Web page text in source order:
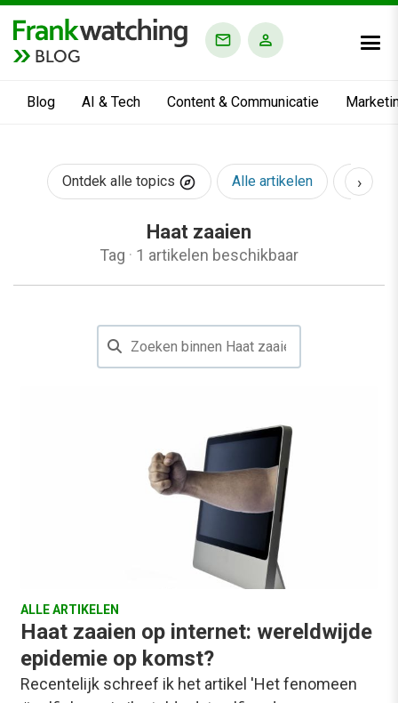
BLOG
Blog AI & Tech Content & Communicatie
Ontdek alle topics Alle artikelen AI &
›
Haat zaaien
Tag · 1 artikelen beschikbaar
ALLE ARTIKELEN
Haat zaaien op internet: wereldwijde
epidemie op komst?
Recentelijk schreef ik het artikel 'Het fenomeen